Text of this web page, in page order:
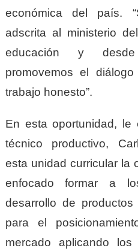
económica del país.
adscrita al ministerio
educación y
promovemos el
trabajo honesto”.
En esta oportunidad, le
técnico productivo,
esta unidad curricular la
enfocado formar a
desarrollo de
para el
mercado aplicando